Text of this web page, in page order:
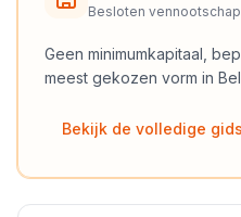
Besloten vennootschap
Geen minimumkapitaal,
meest gekozen vorm in
Bekijk de volledige gids